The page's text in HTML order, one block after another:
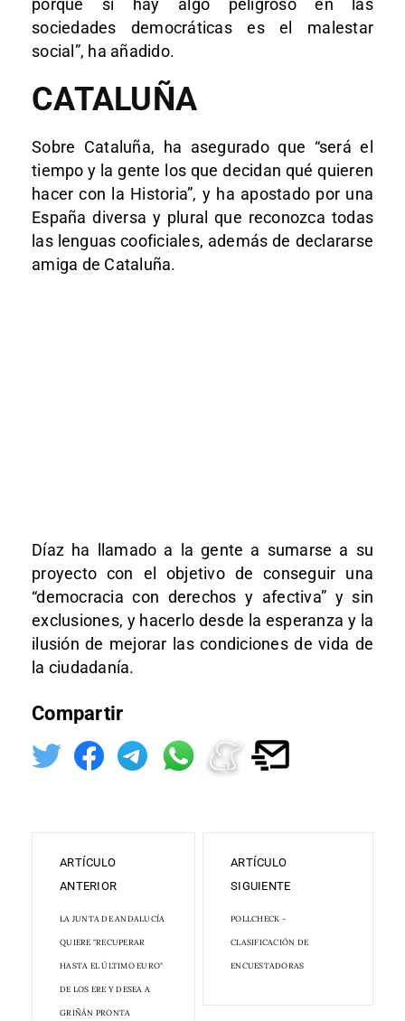
porque si hay algo peligroso en las
sociedades democráticas es el malestar
social”, ha añadido.
CATALUÑA
Sobre Cataluña, ha asegurado que “será el
tiempo y la gente los que decidan qué quieren
hacer con la Historia”, y ha apostado por una
España diversa y plural que reconozca todas
las lenguas cooficiales, además de declararse
amiga de Cataluña.
Díaz ha llamado a la gente a sumarse a su
proyecto con el objetivo de conseguir una
“democracia con derechos y afectiva” y sin
exclusiones, y hacerlo desde la esperanza y la
ilusión de mejorar las condiciones de vida de
la ciudadanía.
Compartir
ARTÍCULO
ANTERIOR
LA JUNTA DE ANDALUCÍA
QUIERE "RECUPERAR
HASTA EL ÚLTIMO EURO"
DE LOS ERE Y DESEA A
GRIÑÁN PRONTA
ARTÍCULO
SIGUIENTE
POLLCHECK -
CLASIFICACIÓN DE
ENCUESTADORAS